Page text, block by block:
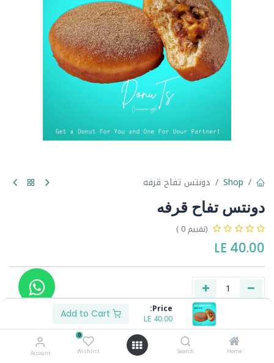
Price:
40.00
Home
Search
0
Wishlist
Account
Shop دونتس تفاح قرفه
دونتس تفاح قرفه
(تقييم 0 )
40.00